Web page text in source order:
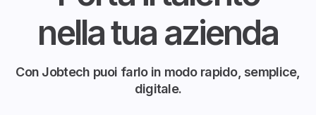
nella tua azienda
Con Jobtech puoi farlo in modo rapido, semplice,
digitale.